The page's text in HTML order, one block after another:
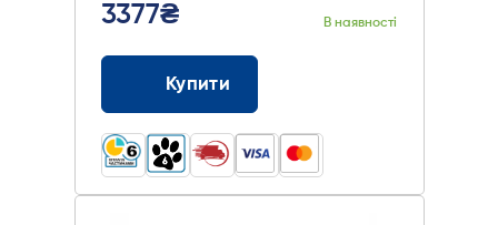
3377₴ В наявності
Купити